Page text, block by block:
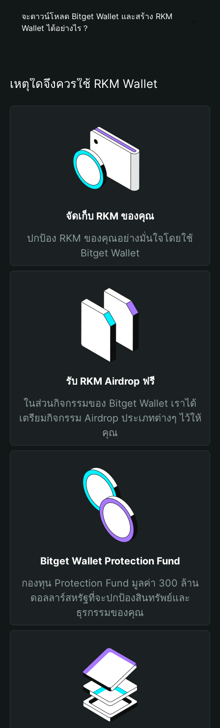
จะดาวน์โหลด Bitget Wallet และสร้าง RKM
Wallet ได้อย่างไร？
เหตุใดจึงควรใช้ RKM Wallet
จัดเก็บ RKM ของคุณ
ปกป้อง RKM ของคุณอย่างมั่นใจโดยใช้
Bitget Wallet
รับ RKM Airdrop ฟรี
ในส่วนกิจกรรมของ Bitget Wallet เราได้
เตรียมกิจกรรม Airdrop ประเภทต่างๆ ไว้ให้
คุณ
Bitget Wallet Protection Fund
กองทุน Protection Fund มูลค่า 300 ล้าน
ดอลลาร์สหรัฐที่จะปกป้องสินทรัพย์และ
ธุรกรรมของคุณ